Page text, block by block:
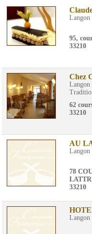
Langon
95,
33210
Chez
Langon
62
33210
AU
Langon
78
33210
Langon